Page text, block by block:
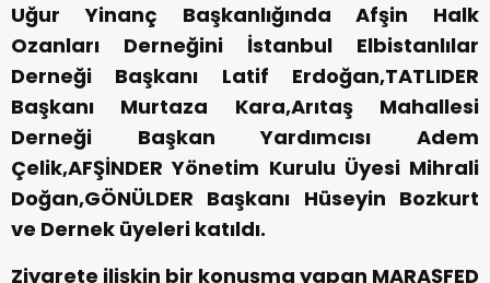
Uğur Yinanç Başkanlığında Afşin Halk
Ozanları Derneğini İstanbul Elbistanlılar
Derneği Başkanı Latif Erdoğan,TATLIDER
Başkanı Murtaza Kara,Arıtaş Mahallesi
Derneği Başkan Yardımcısı Adem
Çelik,AFŞİNDER Yönetim Kurulu Üyesi Mihrali
Doğan,GÖNÜLDER Başkanı Hüseyin Bozkurt
ve Dernek üyeleri katıldı.
Ziyarete ilişkin bir konuşma yapan MARAŞFED